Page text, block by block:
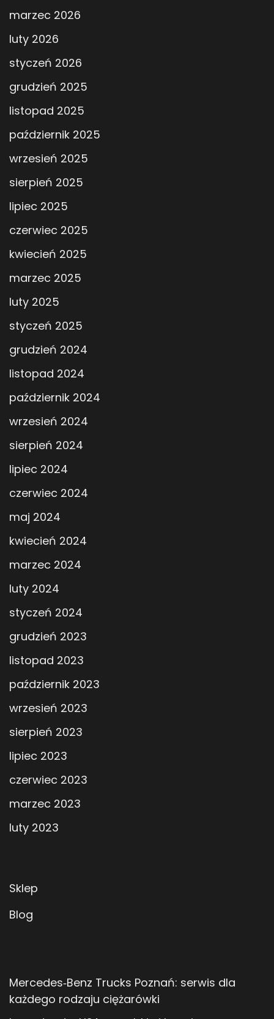
marzec 2026
luty 2026
styczeń 2026
grudzień 2025
listopad 2025
październik 2025
wrzesień 2025
sierpień 2025
lipiec 2025
czerwiec 2025
kwiecień 2025
marzec 2025
luty 2025
styczeń 2025
grudzień 2024
listopad 2024
październik 2024
wrzesień 2024
sierpień 2024
lipiec 2024
czerwiec 2024
maj 2024
kwiecień 2024
marzec 2024
luty 2024
styczeń 2024
grudzień 2023
listopad 2023
październik 2023
wrzesień 2023
sierpień 2023
lipiec 2023
czerwiec 2023
marzec 2023
luty 2023
Sklep
Blog
Mercedes‑Benz Trucks Poznań: serwis dla
każdego rodzaju ciężarówki